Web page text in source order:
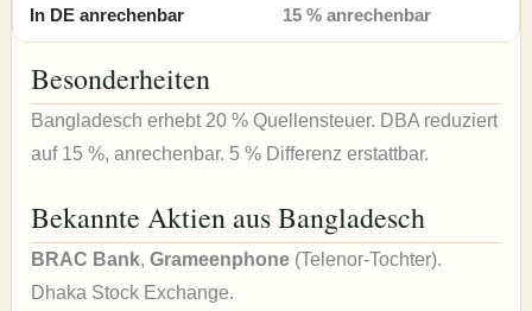
In DE anrechenbar 15 % anrechenbar
Besonderheiten
Bangladesch erhebt 20 % Quellensteuer. DBA reduziert
auf 15 %, anrechenbar. 5 % Differenz erstattbar.
Bekannte Aktien aus Bangladesch
BRAC Bank, Grameenphone(Telenor-Tochter).
Dhaka Stock Exchange.